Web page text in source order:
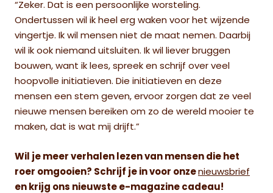
“Zeker. Dat is een persoonlijke worsteling.
Ondertussen wil ik heel erg waken voor het wijzende
vingertje. Ik wil mensen niet de maat nemen. Daarbij
wil ik ook niemand uitsluiten. Ik wil liever bruggen
bouwen, want ik lees, spreek en schrijf over veel
hoopvolle initiatieven. Die initiatieven en deze
mensen een stem geven, ervoor zorgen dat ze veel
nieuwe mensen bereiken om zo de wereld mooier te
maken, dat is wat mij drijft.”
Wil je meer verhalen lezen van mensen die het
roer omgooien? Schrijf je in voor onze nieuwsbrief
en krijg ons nieuwste e-magazine cadeau!